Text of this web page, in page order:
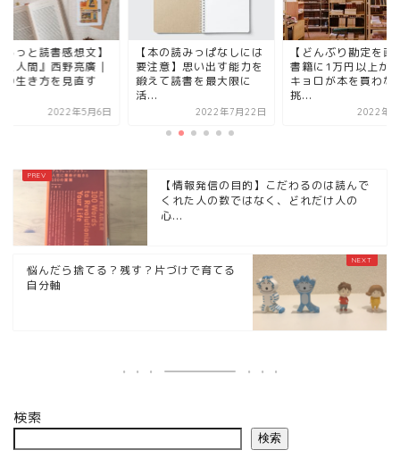
っと読書感想文】
ミ人間』西野亮廣｜
の生き方を見直す
2022年5月6日
【本の読みっぱなしには
要注意】思い出す能力を
鍛えて読書を最大限に
活...
2022年7月22日
【どんぶり勘定を直
書籍に1万円以上か
キョロが本を買わな
挑...
2022年7
【情報発信の目的】こだわるのは読んで
くれた人の数ではなく、どれだけ人の
心...
悩んだら捨てる？残す？片づけで育てる
自分軸
検索
検索